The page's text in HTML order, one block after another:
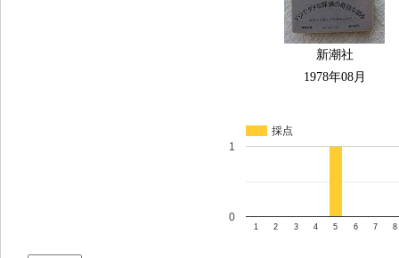
新潮社
1978年08月
採点
1 2 3 4 5 6 7 8
0
1